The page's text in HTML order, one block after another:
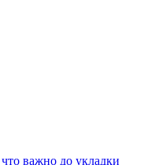
важно до укладки